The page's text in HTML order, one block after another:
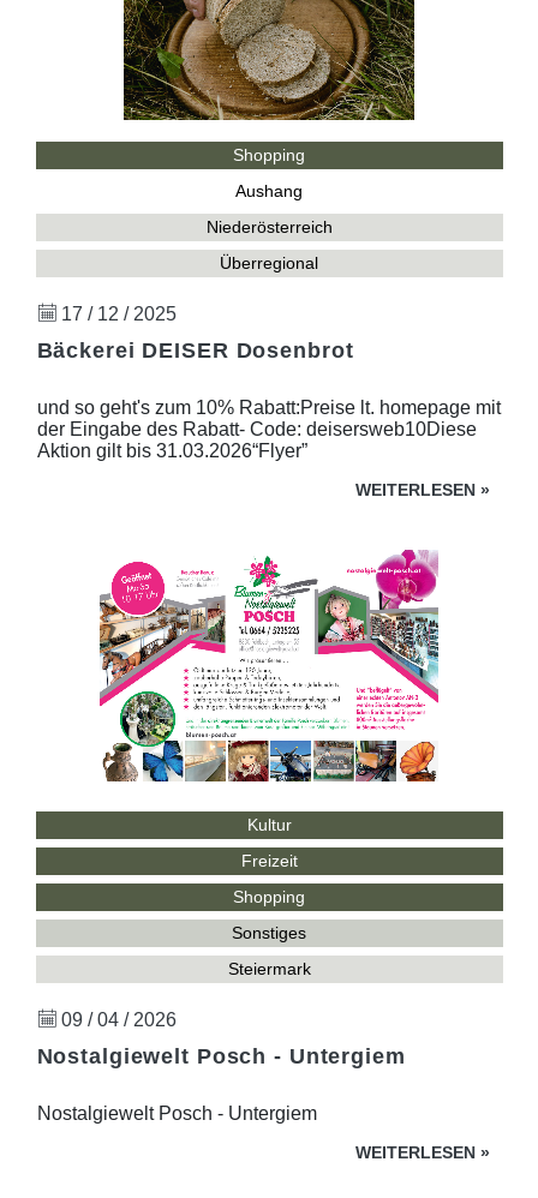
Shopping
Aushang
Niederösterreich
Überregional
17 / 12 / 2025
Bäckerei DEISER Dosenbrot
und so geht's zum 10% Rabatt:Preise lt. homepage mit
der Eingabe des Rabatt- Code: deisersweb10Diese
Aktion gilt bis 31.03.2026“Flyer”
WEITERLESEN »
Kultur
Freizeit
Shopping
Sonstiges
Steiermark
09 / 04 / 2026
Nostalgiewelt Posch - Untergiem
Nostalgiewelt Posch - Untergiem
WEITERLESEN »